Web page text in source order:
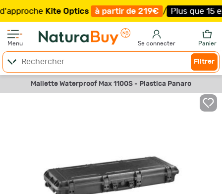
Kite Optics à partir de 219€ / Plus que 15
Menu Se connecter Panier
Filtrer
Mallette Waterproof Max 1100S - Plastica Panaro